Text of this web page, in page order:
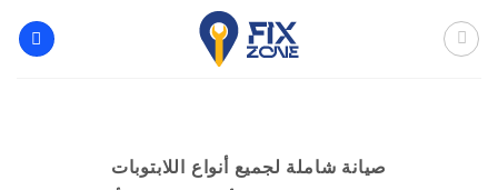
للمحتوى
صيانة شاملة لجميع أنواع اللابتوبات